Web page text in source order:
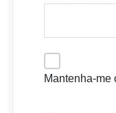
Mantenha-me